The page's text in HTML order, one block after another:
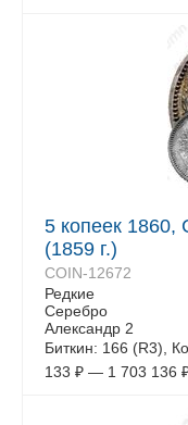
5 копеек 1860,
(1859 г.)
COIN-12672
Редкие
Серебро
Александр 2
Биткин: 166 (R3),
133 ₽ — 1 703 136